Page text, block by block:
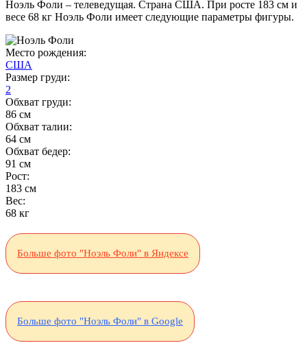
Ноэль Фоли – телеведущая. Страна США. При росте 183 см и
весе 68 кг Ноэль Фоли имеет следующие параметры фигуры.
Место рождения:
США
Размер груди:
2
Обхват груди:
86 см
Обхват талии:
64 см
Обхват бедер:
91 см
Рост:
183 см
Вес:
68 кг
Больше фото "Ноэль Фоли" в Яндексе
Больше фото "Ноэль Фоли" в Google